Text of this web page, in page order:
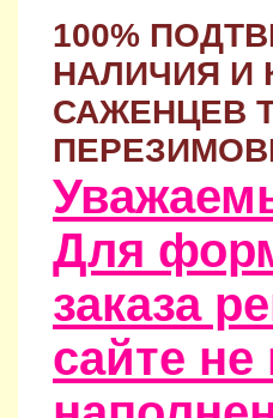
100%
НАЛИЧИЯ И
САЖЕНЦЕВ
Для
заказа
сайте